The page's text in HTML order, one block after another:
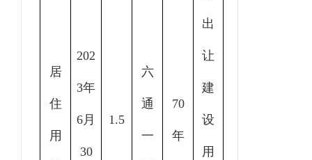
居
住
用
202
3年
6月
30
1.5
六
通
一
70
年
出
让
建
设
用